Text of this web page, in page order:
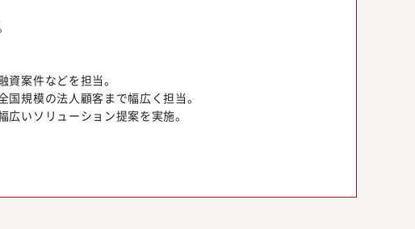
案件などを担当。
規模の法人顧客まで幅広く担当。
いソリューション提案を実施。